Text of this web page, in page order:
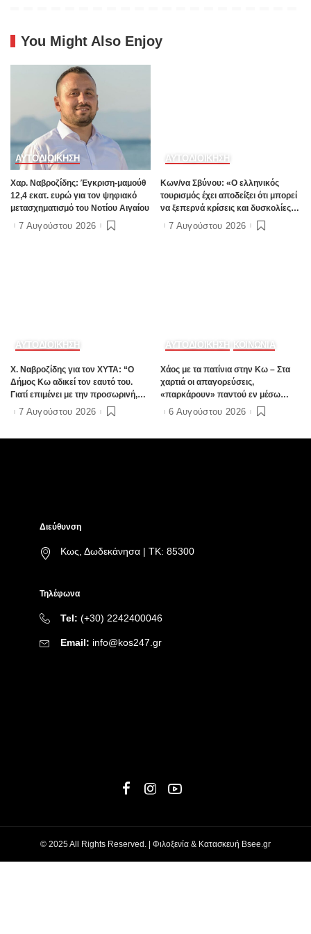
You Might Also Enjoy
ΑΥΤΟΔΙΟΙΚΗΣΗ
Χαρ. Ναβροζίδης: Έγκριση-μαμούθ
12,4 εκατ. ευρώ για τον ψηφιακό
μετασχηματισμό του Νοτίου Αιγαίου
7 Αυγούστου 2026
ΑΥΤΟΔΙΟΙΚΗΣΗ
Kων/να Σβύνου: «Ο ελληνικός
τουρισμός έχει αποδείξει ότι μπορεί
να ξεπερνά κρίσεις και δυσκολίες»
Πηγή:www.dimokratiki.gr
7 Αυγούστου 2026
ΑΥΤΟΔΙΟΙΚΗΣΗ
Χ. Ναβροζίδης για τον ΧΥΤΑ: “Ο
Δήμος Κω αδικεί τον εαυτό του.
Γιατί επιμένει με την προσωρινή,
ενώ η οριστική λύση έχει ήδη
δρομολογηθεί;”
7 Αυγούστου 2026
ΑΥΤΟΔΙΟΙΚΗΣΗ ΚΟΙΝΩΝΙΑ
Χάος με τα πατίνια στην Κω – Στα
χαρτιά οι απαγορεύσεις,
«παρκάρουν» παντού εν μέσω
καλοκαιρινής σεζόν
6 Αυγούστου 2026
Διεύθυνση
Κως, Δωδεκάνησα | ΤΚ: 85300
Τηλέφωνα
Tel: (+30) 2242400046
Email: info@kos247.gr
© 2025 All Rights Reserved. | Φιλοξενία & Κατασκευή Bsee.gr